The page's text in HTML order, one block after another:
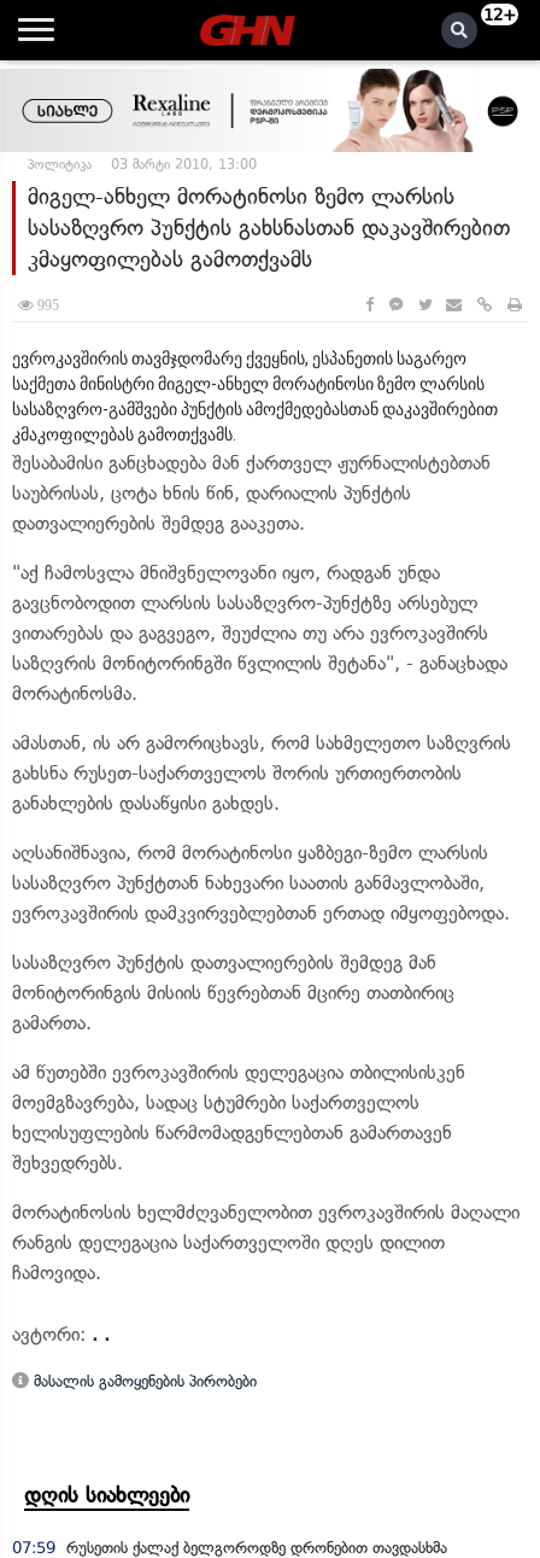
12+
პოლიტიკა 03 მარტი 2010, 13:00
მიგელ-ანხელ მორატინოსი ზემო ლარსის
სასაზღვრო პუნქტის გახსნასთან დაკავშირებით
კმაყოფილებას გამოთქვამს
995
ევროკავშირის თავმჯდომარე ქვეყნის, ესპანეთის საგარეო
საქმეთა მინისტრი მიგელ-ანხელ მორატინოსი ზემო ლარსის
სასაზღვრო-გამშვები პუნქტის ამოქმედებასთან დაკავშირებით
კმაკოფილებას გამოთქვამს.
შესაბამისი განცხადება მან ქართველ ჟურნალისტებთან
საუბრისას, ცოტა ხნის წინ, დარიალის პუნქტის
დათვალიერების შემდეგ გააკეთა.
"აქ ჩამოსვლა მნიშვნელოვანი იყო, რადგან უნდა
გავცნობოდით ლარსის სასაზღვრო-პუნქტზე არსებულ
ვითარებას და გაგვეგო, შეუძლია თუ არა ევროკავშირს
საზღვრის მონიტორინგში წვლილის შეტანა", - განაცხადა
მორატინოსმა.
ამასთან, ის არ გამორიცხავს, რომ სახმელეთო საზღვრის
გახსნა რუსეთ-საქართველოს შორის ურთიერთობის
განახლების დასაწყისი გახდეს.
აღსანიშნავია, რომ მორატინოსი ყაზბეგი-ზემო ლარსის
სასაზღვრო პუნქტთან ნახევარი საათის განმავლობაში,
ევროკავშირის დამკვირვებლებთან ერთად იმყოფებოდა.
სასაზღვრო პუნქტის დათვალიერების შემდეგ მან
მონიტორინგის მისიის წევრებთან მცირე თათბირიც
გამართა.
ამ წუთებში ევროკავშირის დელეგაცია თბილისისკენ
მოემგზავრება, სადაც სტუმრები საქართველოს
ხელისუფლების წარმომადგენლებთან გამართავენ
შეხვედრებს.
მორატინოსის ხელმძღვანელობით ევროკავშირის მაღალი
რანგის დელეგაცია საქართველოში დღეს დილით
ჩამოვიდა.
ავტორი: . .
მასალის გამოყენების პირობები
დღის სიახლეები
07:59 რუსეთის ქალაქ ბელგოროდზე დრონებით თავდასხმა